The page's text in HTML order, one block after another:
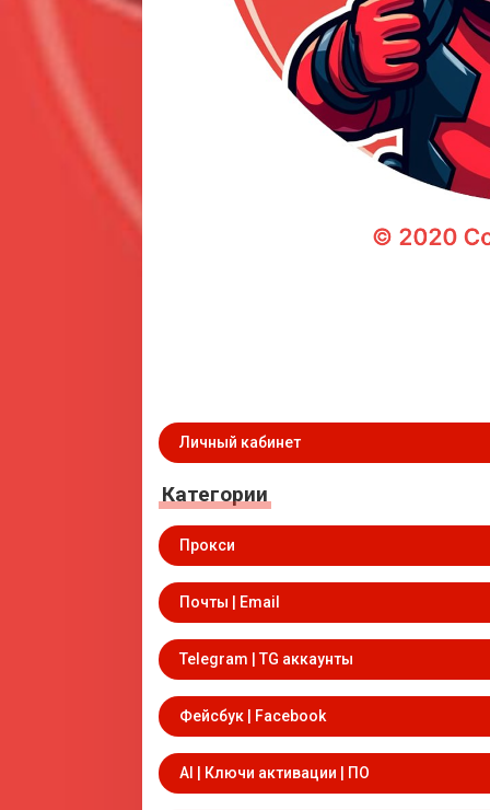
Личный кабинет
Категории
Прокси
Почты | Email
Telegram | TG аккаунты
Фейсбук | Facebook
AI | Ключи активации | ПО